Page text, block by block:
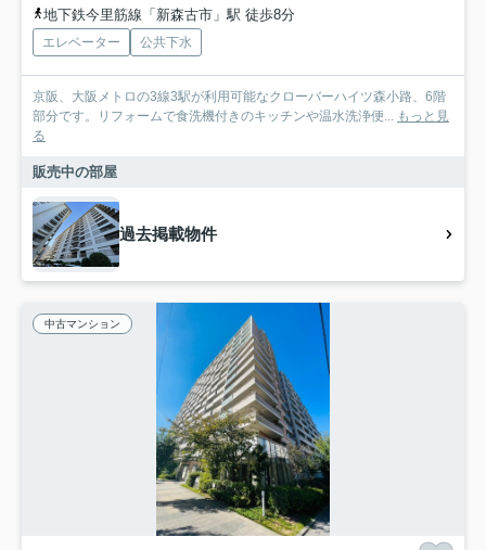
地下鉄今里筋線「新森古市」駅 徒歩8分
エレベーター 公共下水
京阪、大阪メトロの3線3駅が利用可能なクローバーハイツ森小路、6階
部分です。リフォームで食洗機付きのキッチンや温水洗浄便... もっと見
る
販売中の部屋
過去掲載物件
中古マンション